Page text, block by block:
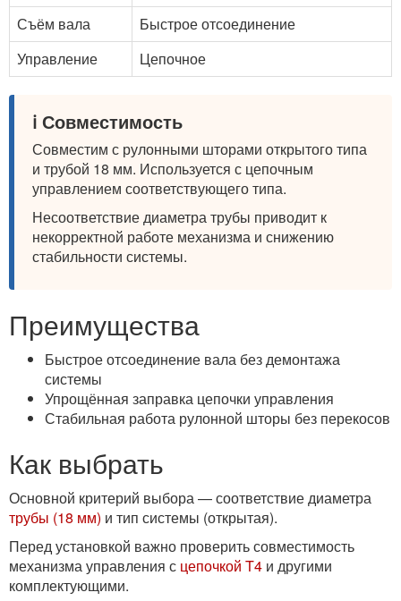
Съём вала
Быстрое отсоединение
Управление
Цепочное
ℹ️ Совместимость
Совместим с рулонными шторами открытого типа
и трубой 18 мм. Используется с цепочным
управлением соответствующего типа.
Несоответствие диаметра трубы приводит к
некорректной работе механизма и снижению
стабильности системы.
Преимущества
Быстрое отсоединение вала без демонтажа
системы
Упрощённая заправка цепочки управления
Стабильная работа рулонной шторы без перекосов
Как выбрать
Основной критерий выбора — соответствие диаметра
трубы (18 мм) и тип системы (открытая).
Перед установкой важно проверить совместимость
механизма управления с цепочкой T4 и другими
комплектующими.